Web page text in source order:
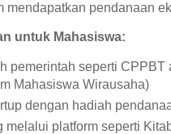
mendapatkan pendanaan
untuk Mahasiswa:
pemerintah seperti CPPBT
Mahasiswa Wirausaha)
dengan hadiah
melalui platform seperti